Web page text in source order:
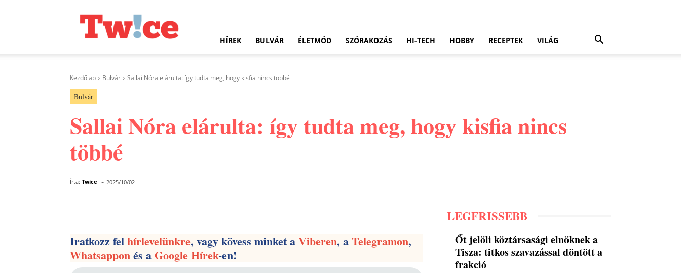
HÍREK BULVÁR ÉLETMÓD SZÓRAKOZÁS HI-TECH HOBBY RECEPTEK VILÁG
Kezdőlap Bulvár Sallai Nóra elárulta: így tudta meg, hogy kisfia nincs többé
Bulvár
Sallai Nóra elárulta: így tudta meg, hogy kisfia nincs
többé
Írta: Twice - 2025/10/02
Iratkozz felhírlevelünkre, vagy kövess minket aViberen, aTelegramon,
Whatsapponés aGoogle Hírek-en!
LEGFRISSEBB
Őt jelöli köztársasági elnöknek a
Tisza: titkos szavazással döntött a
frakció